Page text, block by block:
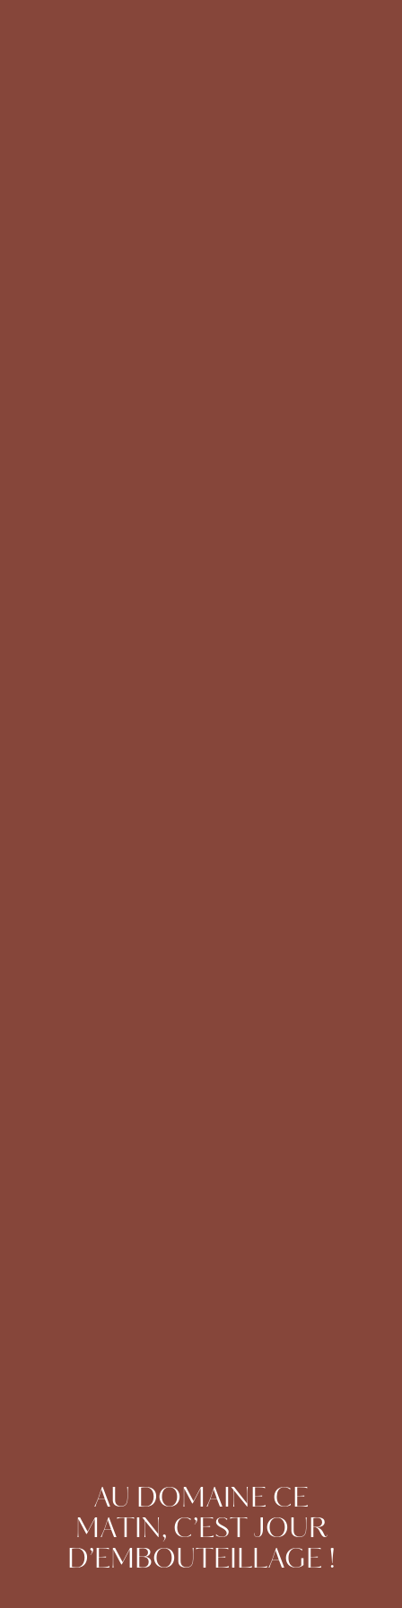
AU DOMAINE CE
MATIN, C’EST JOUR
D’EMBOUTEILLAGE !